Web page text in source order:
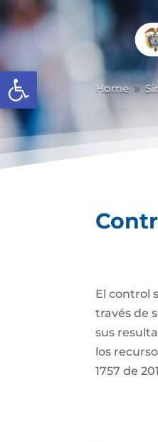
Abrir barra de
Home 9
El control
través de
sus
los
1757 de